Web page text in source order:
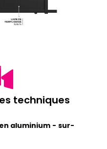
techniques
aluminium - sur-